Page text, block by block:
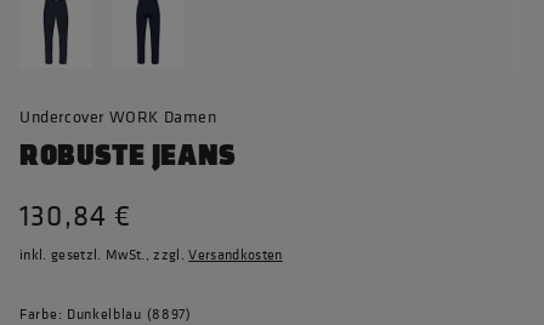
Undercover WORK Damen
ROBUSTE JEANS
130,84 €
inkl. gesetzl. MwSt., zzgl.Versandkosten
Farbe: Dunkelblau (8897)